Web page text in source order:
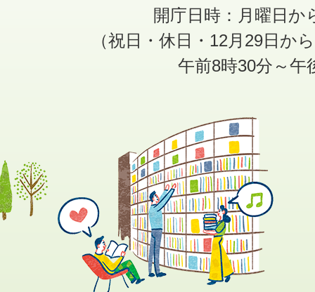
開庁日時：月曜日か
（祝日・休日・12月29日か
午前8時30分～午